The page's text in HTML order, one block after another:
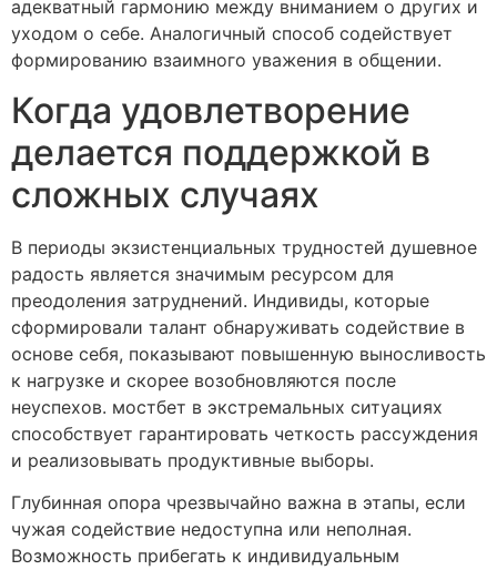
адекватный гармонию между вниманием о других и
уходом о себе. Аналогичный способ содействует
формированию взаимного уважения в общении.
Когда удовлетворение
делается поддержкой в
сложных случаях
В периоды экзистенциальных трудностей душевное
радость является значимым ресурсом для
преодоления затруднений. Индивиды, которые
сформировали талант обнаруживать содействие в
основе себя, показывают повышенную выносливость
к нагрузке и скорее возобновляются после
неуспехов. мостбет в экстремальных ситуациях
способствует гарантировать четкость рассуждения
и реализовывать продуктивные выборы.
Глубинная опора чрезвычайно важна в этапы, если
чужая содействие недоступна или неполная.
Возможность прибегать к индивидуальным